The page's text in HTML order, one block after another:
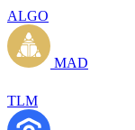
ALGO
MAD
TLM